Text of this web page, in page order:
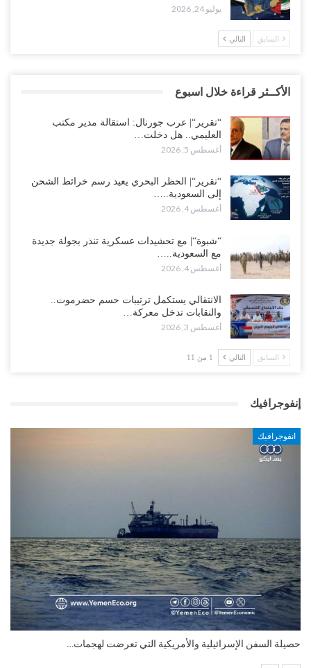
يوليو 24, 2026
السابق التالي
الأكــثر قراءة خلال اسبوع
“تقرير“| عرب جورنال: استقالة مدير مكتب
العليمي.. هل دخلت…
أغسطس 5, 2026
“تقرير“| الحظر البحري يعيد رسم خرائط الشحن
إلى السعودية..…
أغسطس 4, 2026
“شبوة“| مع تحشيدات عسكرية تنذر بجولة جديدة
مع السعودية..…
أغسطس 4, 2026
الانتقالي يستكمل ترتيبات حسم حضرموت..
والنقابات تدخل معركة…
أغسطس 3, 2026
السابق التالي 1 من 11
إنفوجرافيك
التضخم السنوي لمنطقة اليورو.. “إنفوجرافيك“..!